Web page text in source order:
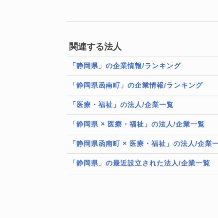
関連する法人
「静岡県」の企業情報/ランキング
「静岡県函南町」の企業情報/ランキング
「医療・福祉」の法人/企業一覧
「静岡県 × 医療・福祉」の法人/企業一覧
「静岡県函南町 × 医療・福祉」の法人/企業
「静岡県」の最近設立された法人/企業一覧